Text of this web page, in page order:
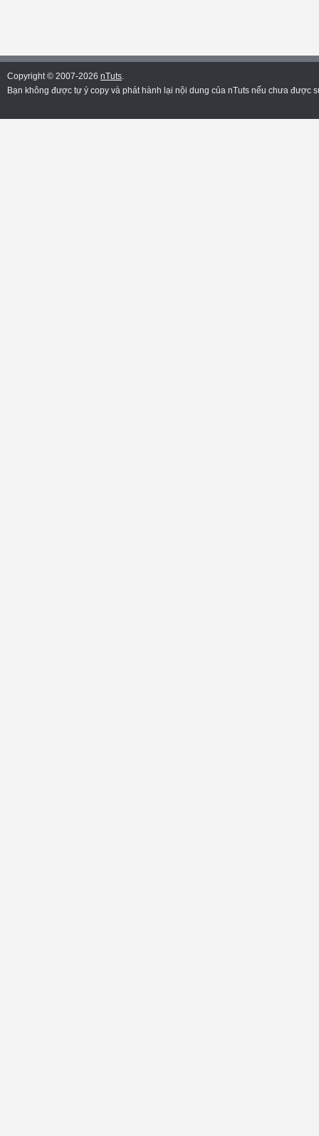
Copyright © 2007-2026 nTuts.
Bạn không được tự ý copy và phát hành lại nội dung của nTuts nếu chưa được